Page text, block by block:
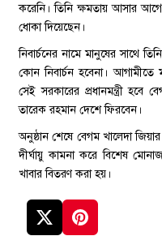
করেনি। তিনি ক্ষমতায় আসার
ধোকা দিয়েছেন।
নিবার্চনের নামে মানুষের সাথে
কোন নিবার্চন হবেনা।
সেই সরকারের প্রধানমন্ত্রী হবে
তারেক রহমান দেশে ফিরবেন।
অনুষ্ঠান শেষে বেগম খালেদা
দীর্ঘায়ু কামনা করে বিশেষ
খাবার বিতরণ করা হয়।